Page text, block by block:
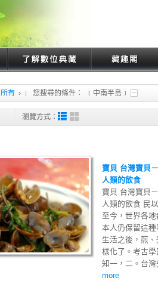
所有 › 您搜尋的條件： ﹝中南半島﹞
瀏覽方式：
寶貝 台灣寶貝
人類的飲食
寶貝 台灣寶貝
人類的飲食 民
至今，世界各
本人仍保留這
生活之後，煎
樣化了。考古
知一，二。台
more